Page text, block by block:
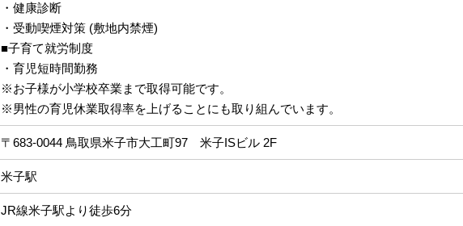
・健康診断
・受動喫煙対策 (敷地内禁煙)
■子育て就労制度
・育児短時間勤務
※お子様が小学校卒業まで取得可能です。
※男性の育児休業取得率を上げることにも取り組んでいます。
〒683-0044 鳥取県米子市大工町97 米子ISビル 2F
米子駅
JR線米子駅より徒歩6分